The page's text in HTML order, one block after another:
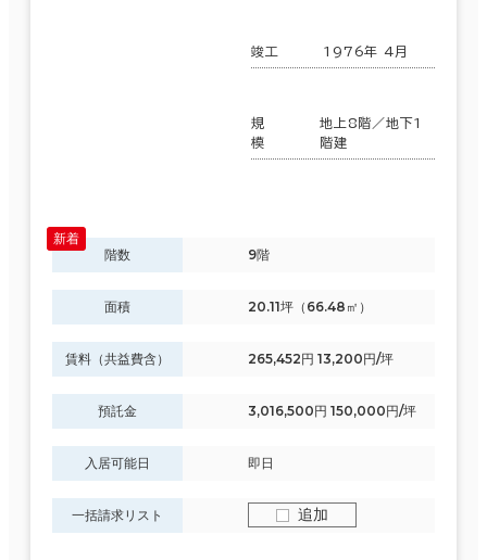
竣工 1976年 4月
規
模
地上8階／地下1
階建
階数 9階
面積 20.11坪（66.48㎡）
賃料（共益費含） 265,452円 13,200円/坪
預託金 3,016,500円 150,000円/坪
入居可能日 即日
一括請求リスト 追加